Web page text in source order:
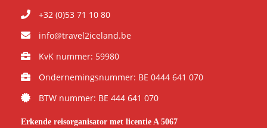
+32 (0)53 71 10 80
info@travel2iceland.be
KvK nummer: 59980
Ondernemingsnummer: BE 0444 641 070
BTW nummer: BE 444 641 070
Erkende reisorganisator met licentie A 5067